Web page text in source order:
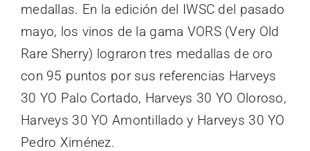
medallas. En la edición del IWSC del pasado
mayo, los vinos de la gama VORS (Very Old
Rare Sherry) lograron tres medallas de oro
con 95 puntos por sus referencias Harveys
30 YO Palo Cortado, Harveys 30 YO Oloroso,
Harveys 30 YO Amontillado y Harveys 30 YO
Pedro Ximénez.